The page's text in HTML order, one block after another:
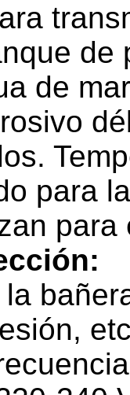
de
de
para
la